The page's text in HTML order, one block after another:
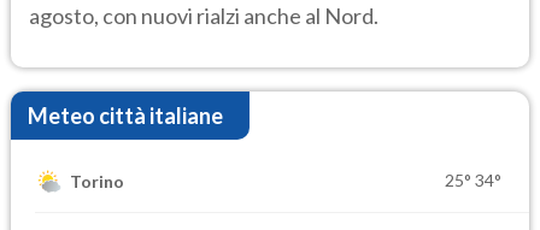
agosto, con nuovi rialzi anche al Nord.
Meteo città italiane
Torino 25° 34°